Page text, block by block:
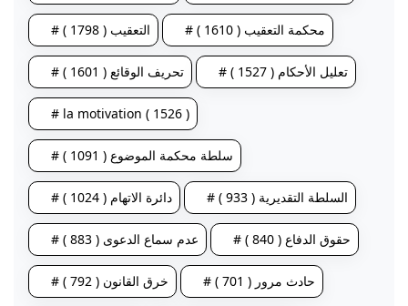
# التعقيب ( 1798 ) # محكمة التعقيب ( 1610 )
# تحريف الوقائع ( 1601 ) # تعليل الأحكام ( 1527 )
# la motivation ( 1526 )
# سلطة محكمة الموضوع ( 1091 )
# دائرة الاتهام ( 1024 ) # السلطة التقديرية ( 933 )
# عدم سماع الدعوى ( 883 ) # حقوق الدفاع ( 840 )
# خرق القانون ( 792 ) # حادث مرور ( 701 )